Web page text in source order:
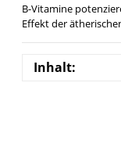
B-Vitamine
Effekt der
Inhalt: